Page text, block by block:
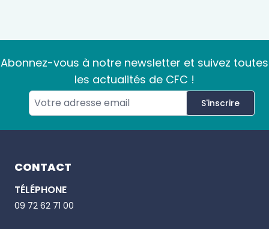
Abonnez-vous à notre newsletter et suivez toutes
les actualités de CFC !
S'inscrire
CONTACT
TÉLÉPHONE
Email
09 72 62 71 00